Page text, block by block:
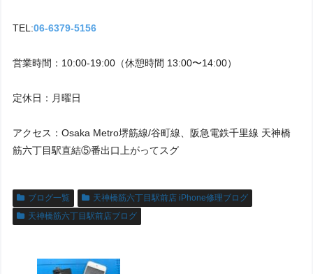
TEL:06-6379-5156
営業時間：10:00-19:00（休憩時間 13:00〜14:00）
定休日：月曜日
アクセス：Osaka Metro堺筋線/谷町線、阪急電鉄千里線 天神橋
筋六丁目駅直結⑤番出口上がってスグ
ブログ一覧
天神橋筋六丁目駅前店 iPhone修理ブログ
天神橋筋六丁目駅前店ブログ